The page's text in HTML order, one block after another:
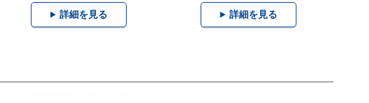
詳細を見る 詳細を見る